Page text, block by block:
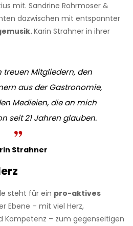
mit. Sandrine Rohrmoser &
dazwischen mit entspannter
Karin Strahner in ihrer
treuen Mitgliedern, den
aus der Gastronomie,
Medieien, die an mich
seit 21 Jahren glauben.
Strahner
steht für ein pro-aktives
Ebene – mit viel Herz,
Kompetenz – zum gegenseitigen